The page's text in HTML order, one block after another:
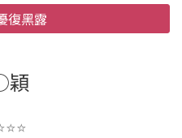
復黑露
穎